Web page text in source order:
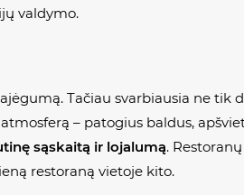
valdymo.
Tačiau svarbiausia ne tik
– patogius baldus,
sąskaitą ir lojalumą.
restoraną vietoje kito.